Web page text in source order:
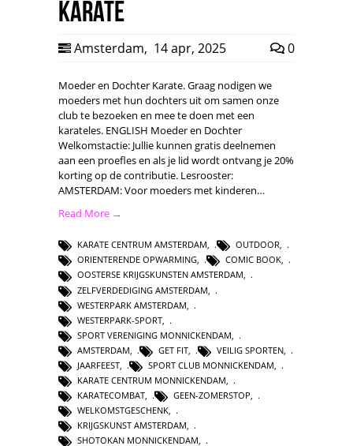
Karate
Amsterdam, 14 apr, 2025 0
Moeder en Dochter Karate. Graag nodigen we
moeders met hun dochters uit om samen onze
club te bezoeken en mee te doen met een
karateles. ENGLISH Moeder en Dochter
Welkomstactie: Jullie kunnen gratis deelnemen
aan een proefles en als je lid wordt ontvang je 20%
korting op de contributie. Lesrooster:
AMSTERDAM: Voor moeders met kinderen…
Read More →
KARATE CENTRUM AMSTERDAM, OUTDOOR,
ORIENTERENDE OPWARMING, COMIC BOOK,
OOSTERSE KRIJGSKUNSTEN AMSTERDAM,
ZELFVERDEDIGING AMSTERDAM
WESTERPARK AMSTERDAM
WESTERPARK-SPORT
SPORT VERENIGING MONNICKENDAM
AMSTERDAM
GET FIT VEILIG SPORTEN
JAARFEEST
SPORT CLUB MONNICKENDAM
KARATE CENTRUM MONNICKENDAM
KARATECOMBAT
GEEN-ZOMERSTOP
WELKOMSTGESCHENK,
KRIJGSKUNST AMSTERDAM,
SHOTOKAN MONNICKENDAM,